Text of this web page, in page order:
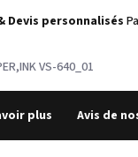
Devis personnalisés
VS-640_01
plus Avis de